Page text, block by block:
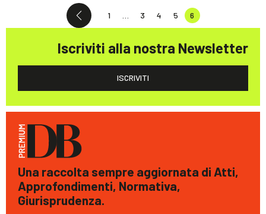
1 … 3 4 5 6
Iscriviti alla nostra Newsletter
ISCRIVITI
Una raccolta sempre aggiornata di Atti,
Approfondimenti, Normativa,
Giurisprudenza.